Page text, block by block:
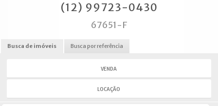
(12) 99723-0430
67651-F
Busca de imóveis Busca por referência
VENDA
LOCAÇÃO